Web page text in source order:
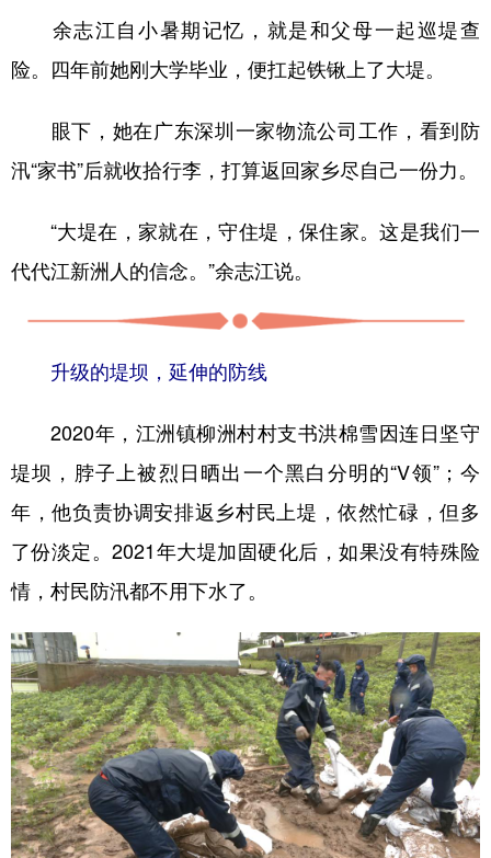
余志江自小暑期记忆，就是和父母一起巡堤查
险。四年前她刚大学毕业，便扛起铁锹上了大堤。
眼下，她在广东深圳一家物流公司工作，看到防
汛“家书”后就收拾行李，打算返回家乡尽自己一份力。
“大堤在，家就在，守住堤，保住家。这是我们一
代代江新洲人的信念。”余志江说。
升级的堤坝，延伸的防线
2020年，江洲镇柳洲村村支书洪棉雪因连日坚守
堤坝，脖子上被烈日晒出一个黑白分明的“V领”；今
年，他负责协调安排返乡村民上堤，依然忙碌，但多
了份淡定。2021年大堤加固硬化后，如果没有特殊险
情，村民防汛都不用下水了。